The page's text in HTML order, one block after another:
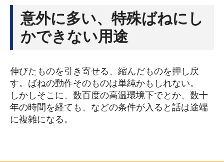
意外に多い、特殊ばねにし
かできない用途
伸びたものを引き寄せる、縮んだものを押し戻
す。ばねの動作そのものは単純かもしれない。
しかしそこに、数百度の高温環境下でとか、数十
年の時間を経ても、などの条件が入ると話は途端
に複雑になる。